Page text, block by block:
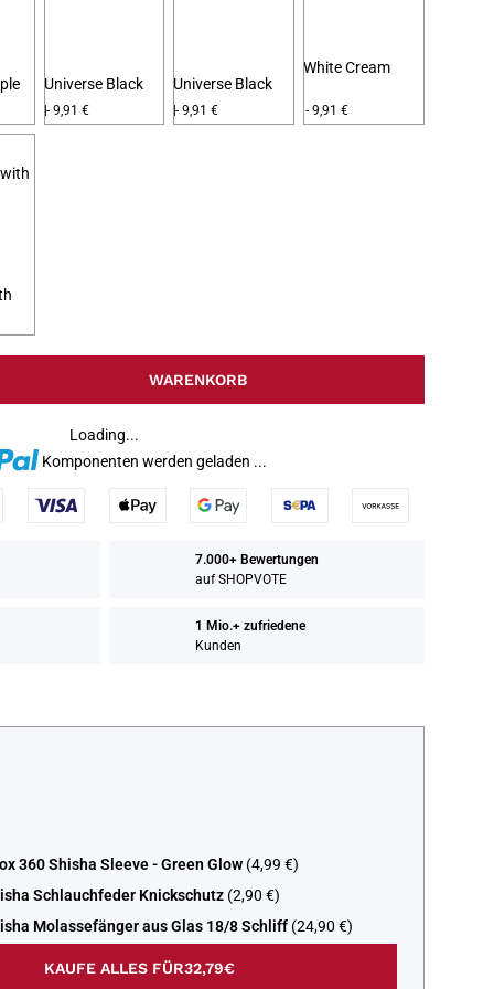
Universe Black
Blue
- 9,91 €
Universe Black
Red
- 9,91 €
White Cream
- 9,91 €
WARENKORB
Loading...
Komponenten werden geladen ...
7.000+ Bewertungen
auf SHOPVOTE
1 Mio.+ zufriedene
Kunden
360 Shisha Sleeve - Green Glow(4,99 €)
Schlauchfeder Knickschutz(2,90 €)
Molassefänger aus Glas 18/8 Schliff(24,90 €)
KAUFE ALLES FÜR32,79€